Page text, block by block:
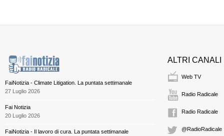
FaiNotizia - Climate Litigation. La puntata settimanale
27 Luglio 2026
Fai Notizia
20 Luglio 2026
FaiNotizia - Il lavoro di cura. La puntata settimanale
ALTRI CANALI
Web TV
Radio Radicale
Radio Radicale
@RadioRadicale